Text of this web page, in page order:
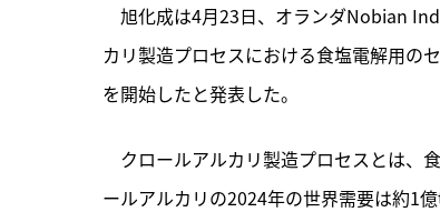
旭化成は4月23日、オランダNobian
カリ製造プロセスにおける食塩電解用の
を開始したと発表した。
クロールアルカリ製造プロセスとは、
ールアルカリの2024年の世界需要は約1